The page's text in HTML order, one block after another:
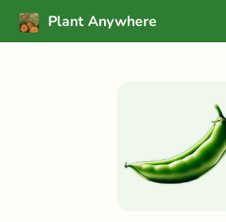
Plant Anywhere